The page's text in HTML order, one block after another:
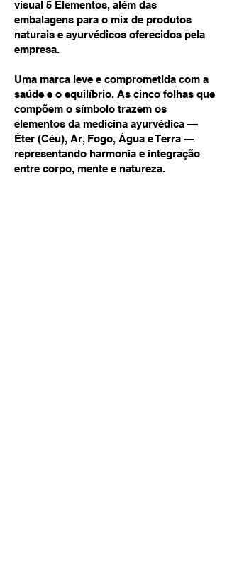
visual 5 Elementos, além das
embalagens para o mix de produtos
naturais e ayurvédicos oferecidos pela
empresa.
Uma marca leve e comprometida com a
saúde e o equilíbrio. As cinco folhas que
compõem o símbolo trazem os
elementos da medicina ayurvédica —
Éter (Céu), Ar, Fogo, Água e Terra —
representando harmonia e integração
entre corpo, mente e natureza.